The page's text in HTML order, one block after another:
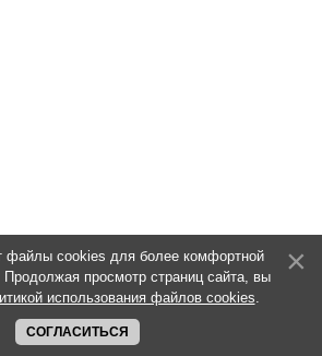
файлы cookies для более комфортной
Продолжая просмотр страниц сайта, вы
использования файлов cookies.
СОГЛАСИТЬСЯ